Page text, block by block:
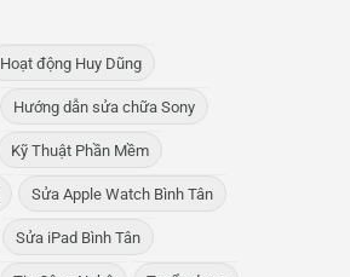
Hoạt động Huy Dũng
Hướng dẫn sửa chữa Sony
Kỹ Thuật Phần Mềm
Sửa Apple Watch Bình Tân
Sửa iPad Bình Tân